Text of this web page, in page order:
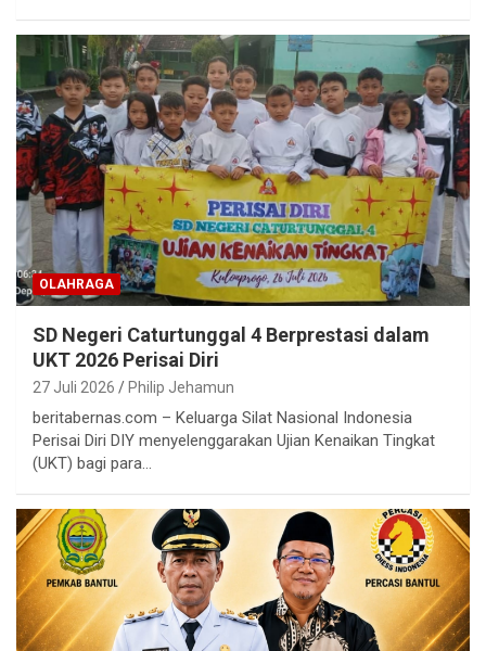
OLAHRAGA
SD Negeri Caturtunggal 4 Berprestasi dalam
UKT 2026 Perisai Diri
27 Juli 2026 Philip Jehamun
beritabernas.com – Keluarga Silat Nasional Indonesia
Perisai Diri DIY menyelenggarakan Ujian Kenaikan Tingkat
(UKT) bagi para…